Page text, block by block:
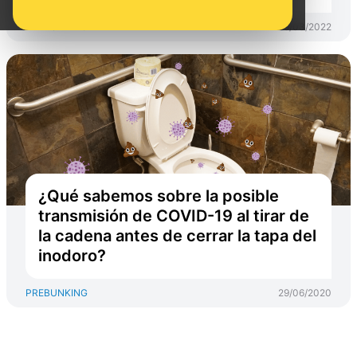
PREBUNKING 29/03/2022
¿Qué sabemos sobre la posible
transmisión de COVID-19 al tirar de
la cadena antes de cerrar la tapa del
inodoro?
PREBUNKING 29/06/2020